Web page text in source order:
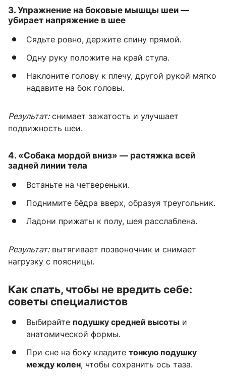
3. Упражнение на боковые мышцы шеи —
убирает напряжение в шее
Сядьте ровно, держите спину прямой.
Одну руку положите на край стула.
Наклоните голову к плечу, другой рукой мягко
надавите на бок головы.
Результат:снимает зажатость и улучшает
подвижность шеи.
4. «Собака мордой вниз» — растяжка всей
задней линии тела
Встаньте на четвереньки.
Поднимите бёдра вверх, образуя треугольник.
Ладони прижаты к полу, шея расслаблена.
Результат:вытягивает позвоночник и снимает
нагрузку с поясницы.
Как спать, чтобы не вредить себе:
советы специалистов
Выбирайте подушку средней высоты и
анатомической формы.
При сне на боку кладите тонкую подушку
между колен, чтобы сохранить ось таза.